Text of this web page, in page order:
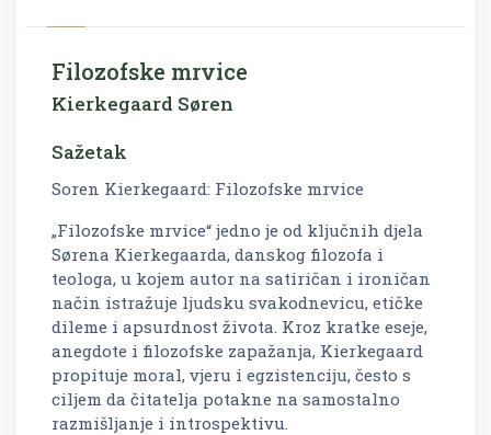
Filozofske mrvice
Kierkegaard Søren
Sažetak
Soren Kierkegaard: Filozofske mrvice
„Filozofske mrvice“ jedno je od ključnih djela
Sørena Kierkegaarda, danskog filozofa i
teologa, u kojem autor na satiričan i ironičan
način istražuje ljudsku svakodnevicu, etičke
dileme i apsurdnost života. Kroz kratke eseje,
anegdote i filozofske zapažanja, Kierkegaard
propituje moral, vjeru i egzistenciju, često s
ciljem da čitatelja potakne na samostalno
razmišljanje i introspektivu.